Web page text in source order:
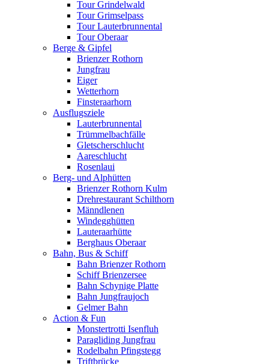
Tour Grindelwald
Tour Grimselpass
Tour Lauterbrunnental
Tour Oberaar
Berge & Gipfel
Brienzer Rothorn
Jungfrau
Eiger
Wetterhorn
Finsteraarhorn
Ausflugsziele
Lauterbrunnental
Trümmelbachfälle
Gletscherschlucht
Aareschlucht
Rosenlaui
Berg- und Alphütten
Brienzer Rothorn Kulm
Drehrestaurant Schilthorn
Männdlenen
Windegghütten
Lauteraarhütte
Berghaus Oberaar
Bahn, Bus & Schiff
Bahn Brienzer Rothorn
Schiff Brienzersee
Bahn Schynige Platte
Bahn Jungfraujoch
Gelmer Bahn
Action & Fun
Monstertrotti Isenfluh
Paragliding Jungfrau
Rodelbahn Pfingstegg
Triftbrücke